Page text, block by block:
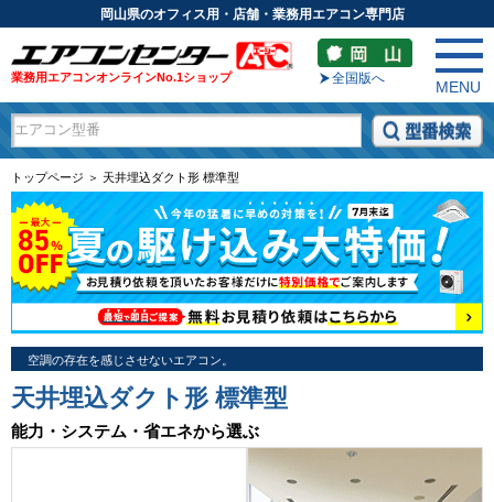
岡山県のオフィス用・店舗・業務用エアコン専門店
業務用エアコンオンラインNo.1ショップ 全国版へ
MENU
トップページ ＞ 天井埋込ダクト形 標準型
空調の存在を感じさせないエアコン。
天井埋込ダクト形 標準型
能力・システム・省エネから選ぶ